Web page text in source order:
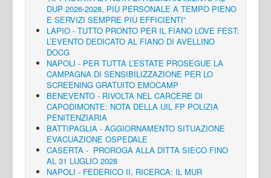
DUP 2026-2028, PIÙ PERSONALE A TEMPO PIENO
E SERVIZI SEMPRE PIÙ EFFICIENTI”
LAPIO - TUTTO PRONTO PER IL FIANO LOVE FEST:
L’EVENTO DEDICATO AL FIANO DI AVELLINO
DOCG
NAPOLI - PER TUTTA L’ESTATE PROSEGUE LA
CAMPAGNA DI SENSIBILIZZAZIONE PER LO
SCREENING GRATUITO EMOCAMP
BENEVENTO - RIVOLTA NEL CARCERE DI
CAPODIMONTE: NOTA DELLA UIL FP POLIZIA
PENITENZIARIA
BATTIPAGLIA - AGGIORNAMENTO SITUAZIONE
EVACUAZIONE OSPEDALE
CASERTA - PROROGA ALLA DITTA SIECO FINO
AL 31 LUGLIO 2028
NAPOLI - FEDERICO II, RICERCA: IL MUR